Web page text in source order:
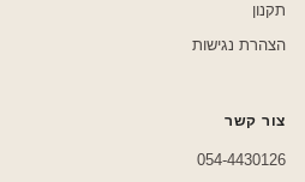
תקנון
הצהרת נגישות
צור קשר
054-4430126